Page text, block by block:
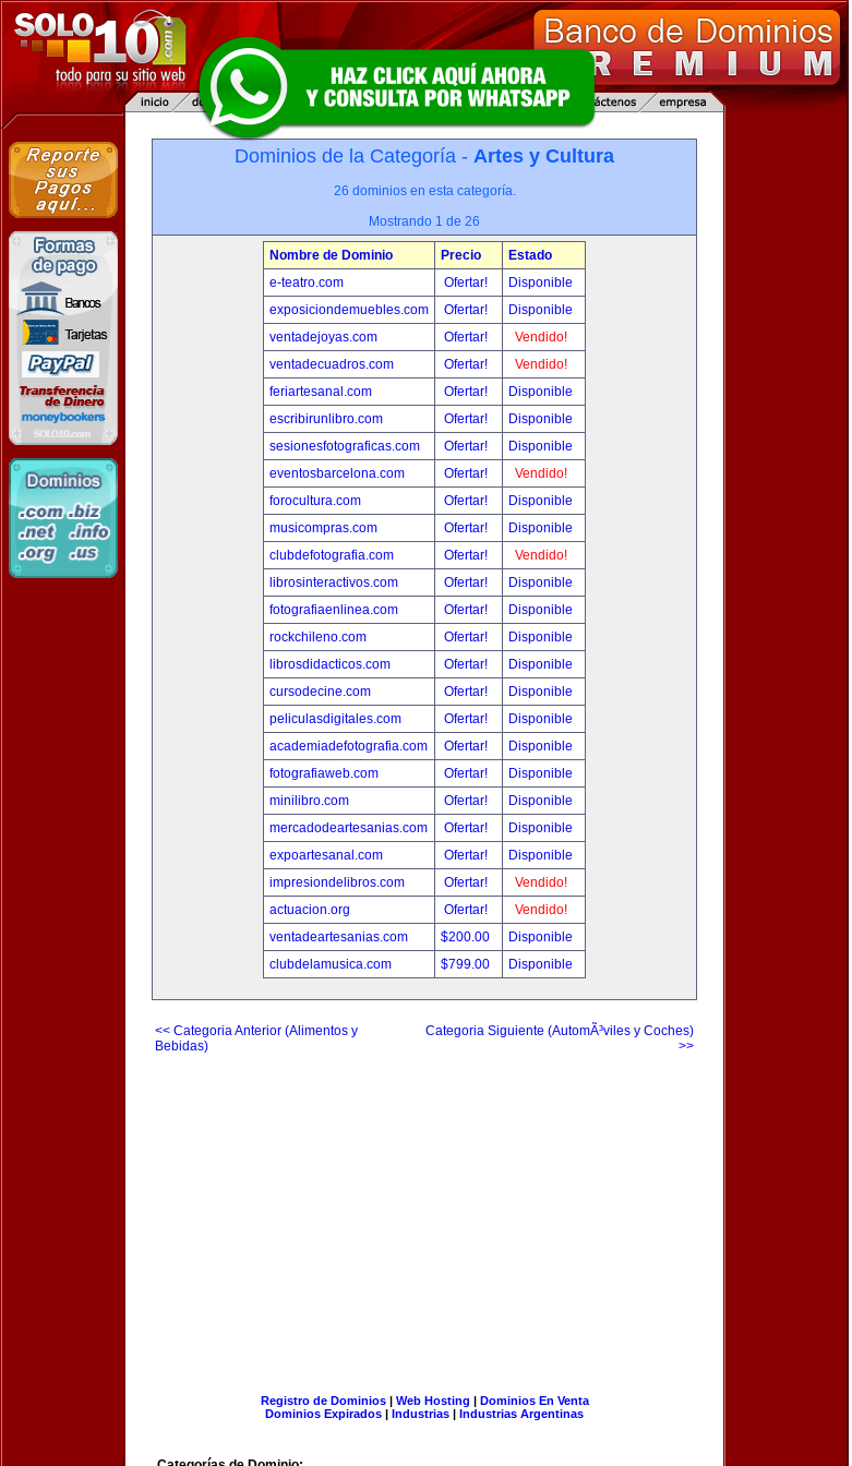
Dominios de la Categoría - Artes y Cultura
26 dominios en esta categoría.
Mostrando 1 de 26
Nombre de Dominio Precio
Estado
e-teatro.com
Ofertar!
Disponible
exposiciondemuebles.com
Ofertar!
Disponible
ventadejoyas.com
Ofertar!
Vendido!
ventadecuadros.com
Ofertar!
Vendido!
feriartesanal.com
Ofertar!
Disponible
escribirunlibro.com
Ofertar!
Disponible
sesionesfotograficas.com
Ofertar!
Disponible
eventosbarcelona.com
Ofertar!
Vendido!
forocultura.com
Ofertar!
Disponible
musicompras.com
Ofertar!
Disponible
clubdefotografia.com
Ofertar!
Vendido!
librosinteractivos.com
Ofertar!
Disponible
fotografiaenlinea.com
Ofertar!
Disponible
rockchileno.com
Ofertar!
Disponible
librosdidacticos.com
Ofertar!
Disponible
cursodecine.com
Ofertar!
Disponible
peliculasdigitales.com
Ofertar!
Disponible
academiadefotografia.com
Ofertar!
Disponible
fotografiaweb.com
Ofertar!
Disponible
minilibro.com
Ofertar!
Disponible
mercadodeartesanias.com
Ofertar!
Disponible
expoartesanal.com
Ofertar!
Disponible
impresiondelibros.com
Ofertar!
Vendido!
actuacion.org
Ofertar!
Vendido!
ventadeartesanias.com
$200.00
Disponible
clubdelamusica.com
$799.00 Disponible
<< Categoria Anterior (Alimentos y
Bebidas)
Categoria Siguiente (AutomÃ³viles y Coches)
>>
Registro de Dominios| Web Hosting | Dominios En Venta
Dominios Expirados | Industrias | Industrias Argentinas